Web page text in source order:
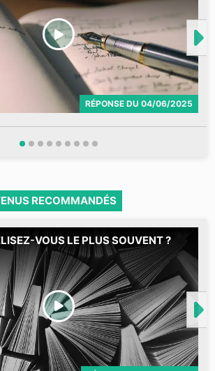
RÉPONSE DU 04/06/2025
RECOMMANDÉS
VOUS LE PLUS SOUVENT ?